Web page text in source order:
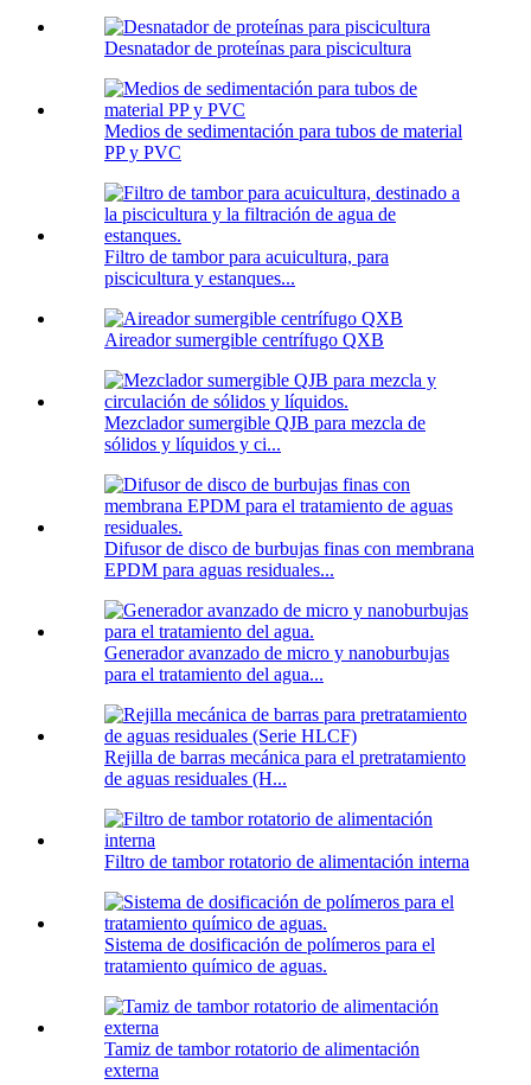
Desnatador de proteínas para piscicultura
Medios de sedimentación para tubos de material
PP y PVC
Filtro de tambor para acuicultura, para
piscicultura y estanques...
Aireador sumergible centrífugo QXB
Mezclador sumergible QJB para mezcla de
sólidos y líquidos y ci...
Difusor de disco de burbujas finas con membrana
EPDM para aguas residuales...
Generador avanzado de micro y nanoburbujas
para el tratamiento del agua...
Rejilla de barras mecánica para el pretratamiento
de aguas residuales (H...
Filtro de tambor rotatorio de alimentación interna
Sistema de dosificación de polímeros para el
tratamiento químico de aguas.
Tamiz de tambor rotatorio de alimentación
externa